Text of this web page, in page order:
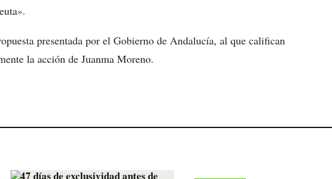
presentada por el Gobierno de Andalucía, al que califican
la acción de Juanma Moreno.